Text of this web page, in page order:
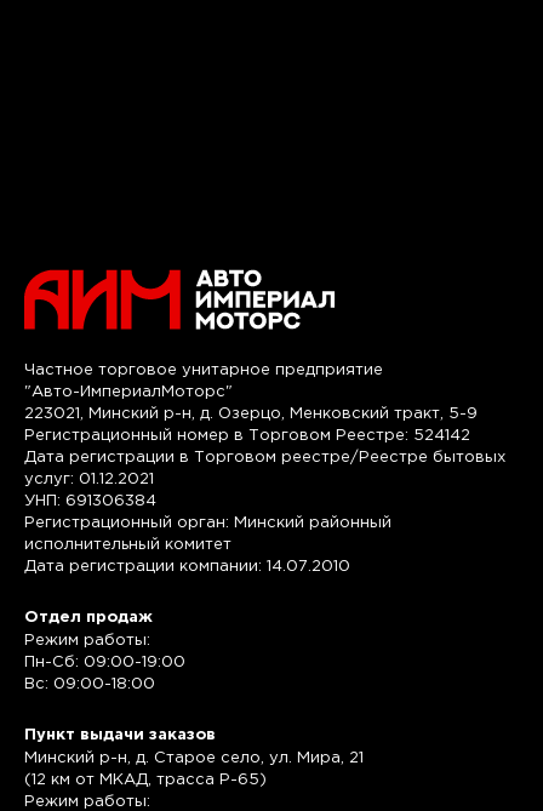
Частное торговое унитарное предприятие
"Авто-ИмпериалМоторс"
223021, Минский р-н, д. Озерцо, Менковский тракт, 5-9
Регистрационный номер в Торговом Реестре: 524142
Дата регистрации в Торговом реестре/Реестре бытовых
услуг: 01.12.2021
УНП: 691306384
Регистрационный орган: Минский районный
исполнительный комитет
Дата регистрации компании: 14.07.2010
Отдел продаж
Режим работы:
Пн-Сб: 09:00-19:00
Вс: 09:00-18:00
Пункт выдачи заказов
Минский р-н, д. Старое село, ул. Мира, 21
(12 км от МКАД, трасса P-65)
Режим работы: